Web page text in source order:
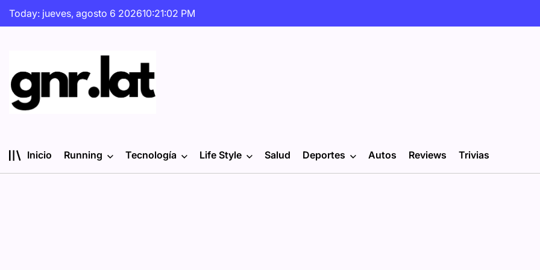
Skip
Today: jueves, agosto 6 202610:21:04 PM
Inicio Running Tecnología Life Style Salud Deportes Autos Reviews Trivias